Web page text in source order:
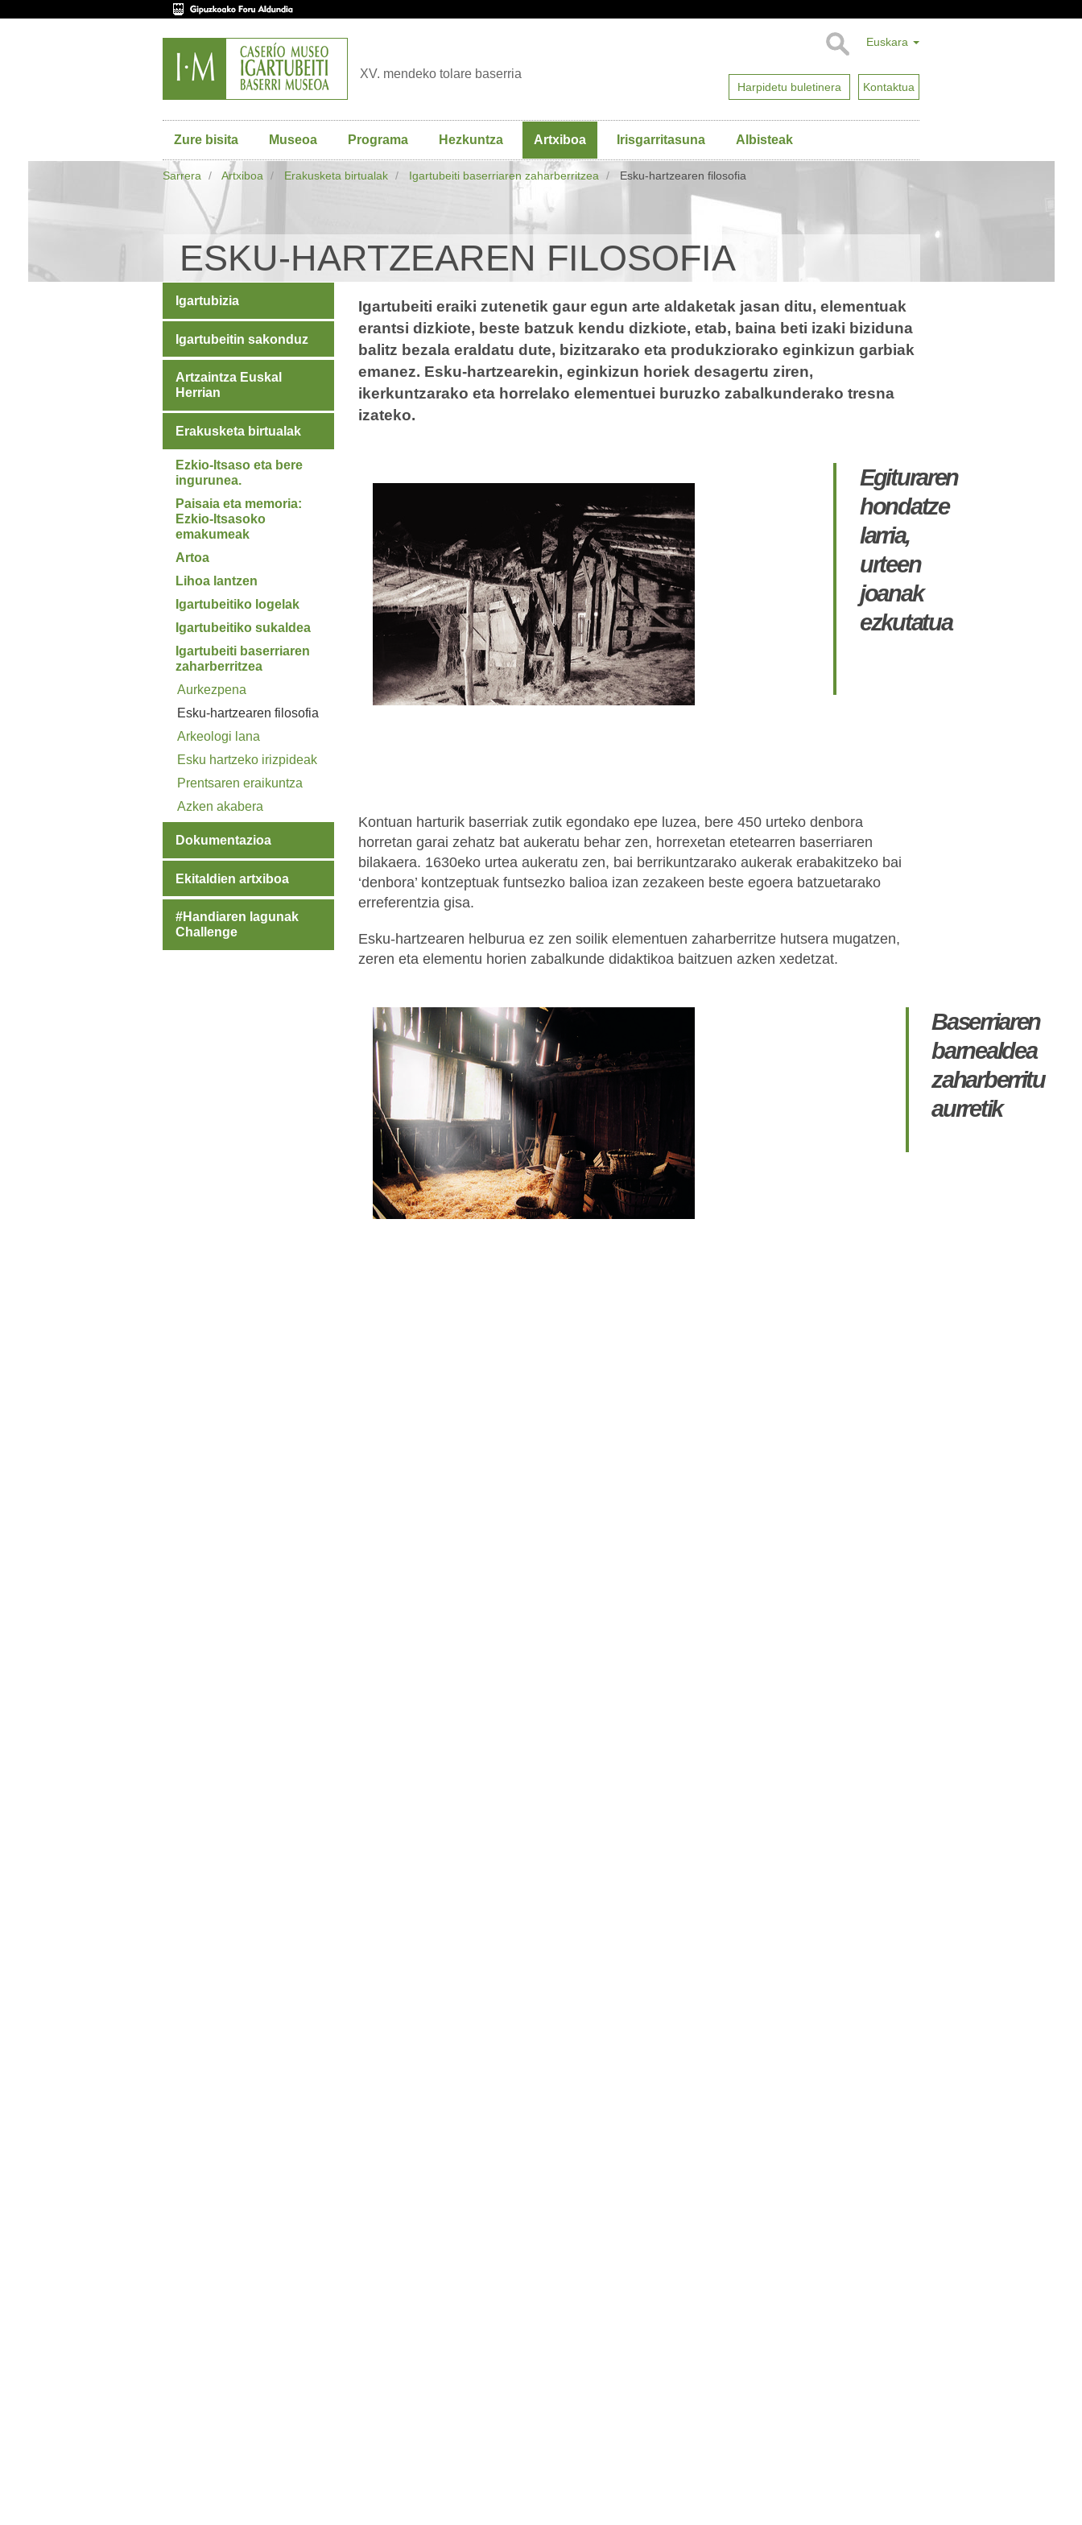
Euskara
Harpidetu buletinera Kontaktua
XV. mendeko tolare baserria
Zure bisita Museoa Programa Hezkuntza Artxiboa Irisgarritasuna Albisteak
Sarrera Artxiboa Erakusketa birtualak Igartubeiti baserriaren zaharberritzea Esku-hartzearen filosofia
ESKU-HARTZEAREN FILOSOFIA
Igartubeiti eraiki zutenetik gaur egun arte aldaketak jasan ditu, elementuak
erantsi dizkiote, beste batzuk kendu dizkiote, etab, baina beti izaki biziduna
balitz bezala eraldatu dute, bizitzarako eta produkziorako eginkizun garbiak
emanez. Esku-hartzearekin, eginkizun horiek desagertu ziren,
ikerkuntzarako eta horrelako elementuei buruzko zabalkunderako tresna
izateko.
Egituraren
hondatze
larria,
urteen
joanak
ezkutatua
Kontuan harturik baserriak zutik egondako epe luzea, bere 450 urteko denbora
horretan garai zehatz bat aukeratu behar zen, horrexetan etetearren baserriaren
bilakaera. 1630eko urtea aukeratu zen, bai berrikuntzarako aukerak erabakitzeko bai
‘denbora’ kontzeptuak funtsezko balioa izan zezakeen beste egoera batzuetarako
erreferentzia gisa.
Esku-hartzearen helburua ez zen soilik elementuen zaharberritze hutsera mugatzen,
zeren eta elementu horien zabalkunde didaktikoa baitzuen azken xedetzat.
Baserriaren
barnealdea
zaharberritu
aurretik
Igartubizia
Igartubeitin sakonduz
Artzaintza Euskal
Herrian
Erakusketa birtualak
Ezkio-Itsaso eta bere
ingurunea.
Paisaia eta memoria:
Ezkio-Itsasoko
emakumeak
Artoa
Lihoa lantzen
Igartubeitiko logelak
Igartubeitiko sukaldea
Igartubeiti baserriaren
zaharberritzea
Aurkezpena
Esku-hartzearen filosofia
Arkeologi lana
Esku hartzeko irizpideak
Prentsaren eraikuntza
Azken akabera
Dokumentazioa
Ekitaldien artxiboa
#Handiaren lagunak
Challenge